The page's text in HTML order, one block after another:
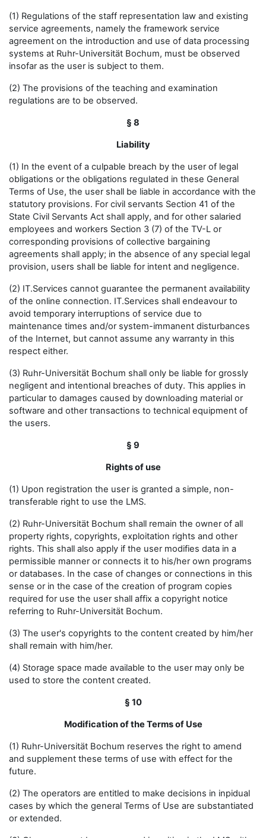
(1) Regulations of the staff representation law and existing
service agreements, namely the framework service
agreement on the introduction and use of data processing
systems at Ruhr-Universität Bochum, must be observed
insofar as the user is subject to them.
(2) The provisions of the teaching and examination
regulations are to be observed.
§ 8
Liability
(1) In the event of a culpable breach by the user of legal
obligations or the obligations regulated in these General
Terms of Use, the user shall be liable in accordance with the
statutory provisions. For civil servants Section 41 of the
State Civil Servants Act shall apply, and for other salaried
employees and workers Section 3 (7) of the TV-L or
corresponding provisions of collective bargaining
agreements shall apply; in the absence of any special legal
provision, users shall be liable for intent and negligence.
(2) IT.Services cannot guarantee the permanent availability
of the online connection. IT.Services shall endeavour to
avoid temporary interruptions of service due to
maintenance times and/or system-immanent disturbances
of the Internet, but cannot assume any warranty in this
respect either.
(3) Ruhr-Universität Bochum shall only be liable for grossly
negligent and intentional breaches of duty. This applies in
particular to damages caused by downloading material or
software and other transactions to technical equipment of
the users.
§ 9
Rights of use
(1) Upon registration the user is granted a simple, non-
transferable right to use the LMS.
(2) Ruhr-Universität Bochum shall remain the owner of all
property rights, copyrights, exploitation rights and other
rights. This shall also apply if the user modifies data in a
permissible manner or connects it to his/her own programs
or databases. In the case of changes or connections in this
sense or in the case of the creation of program copies
required for use the user shall affix a copyright notice
referring to Ruhr-Universität Bochum.
(3) The user's copyrights to the content created by him/her
shall remain with him/her.
(4) Storage space made available to the user may only be
used to store the content created.
§ 10
Modification of the Terms of Use
(1) Ruhr-Universität Bochum reserves the right to amend
and supplement these terms of use with effect for the
future.
(2) The operators are entitled to make decisions in inpidual
cases by which the general Terms of Use are substantiated
or extended.